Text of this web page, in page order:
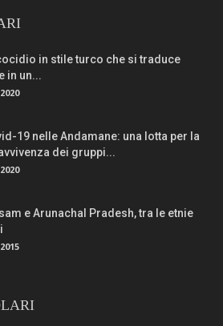
in stile turco che si traduce
in un...
19 nelle Andamane: una lotta per la
dei gruppi...
e Arunachal Pradesh, tra le etnie